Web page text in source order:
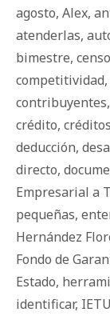
agosto, Alex,
atenderlas,
bimestre, censo
competitividad,
contribuyentes,
crédito, créditos
deducción,
directo,
Empresarial a
pequeñas,
Hernández
Fondo de
Estado,
identificar, IETU